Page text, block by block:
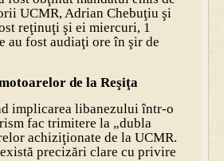
UCMR, Adrian Chebuţiu şi
reţinuţi şi ei miercuri, 1
au fost audiaţi ore în şir de
de la Reşiţa
implicarea libanezului într-o
fac trimitere la „dubla
achiziţionate de la UCMR.
precizări clare cu privire